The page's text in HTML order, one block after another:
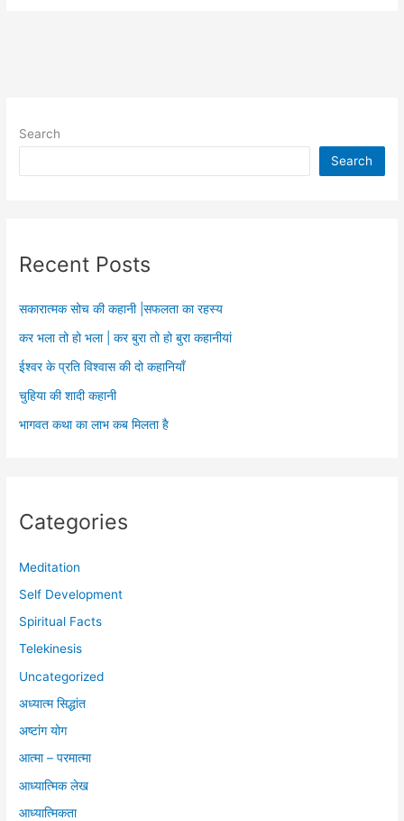
Search
Search
Recent Posts
सकारात्मक सोच की कहानी |सफलता का रहस्य
कर भला तो हो भला | कर बुरा तो हो बुरा कहानीयां
ईश्वर के प्रति विश्वास की दो कहानियाँ
चुहिया की शादी कहानी
भागवत कथा का लाभ कब मिलता है
Categories
Meditation
Self Development
Spiritual Facts
Telekinesis
Uncategorized
अध्यात्म सिद्धांत
अष्टांग योग
आत्मा – परमात्मा
आध्यात्मिक लेख
आध्यात्मिकता